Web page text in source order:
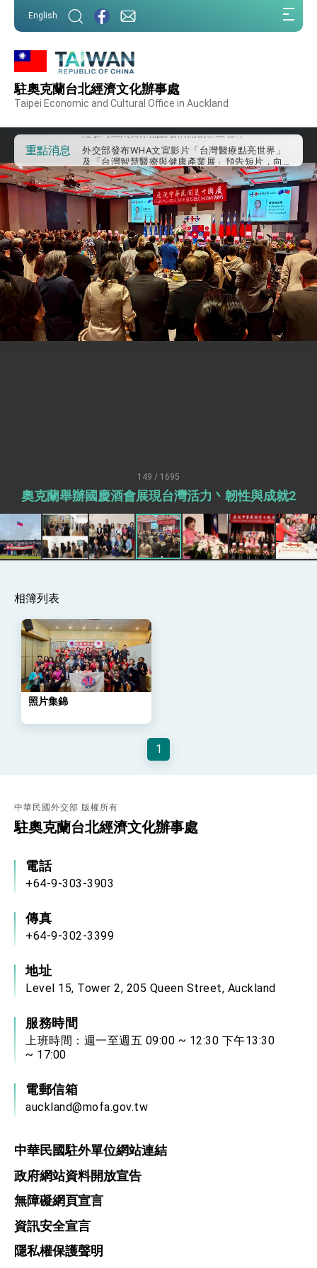
English
駐奧克蘭台北經濟文化辦事處
Taipei Economic and Cultural Office in Auckland
重點消息
外交部重要言論
我國政府將在美國亞利桑納州設立「駐鳳凰城辦
事處」，進一步深化台美交流合作
經驗為亞太醫療照護發展開創新里程碑
外交部發布WHA文宣影片「台灣醫療點亮世界」
及「台灣智慧醫療與健康產業展」預告短片，向
世界展現台灣守護全球健康的創新能量
總統出訪史瓦帝尼返國談話 強調臺灣人有權利
走向世界 盼與理念相近國家共同維護國際秩序
堅定走向世界 賴總統抵達史瓦帝尼王國進行國是
訪問
總統與五院院長新春茶敘 盼化分歧為團結、為
國家邁出合作第一步
總統農曆春節談話
台美貿易協議完成簽署達成6大目標、創5大歷史
性突破 總統強調將以3大面向加速臺灣經濟轉型
升級 籲請立院全力支持並盡速通過
臺美簽署「對等貿易協定」確立對等關稅15%且不
疊加 我輸美2072項產品豁免對等關稅
訪問團
外交部長林佳龍接見美國智庫「德國馬歇爾基金
會」訪問團一行，深化跨大西洋戰略夥伴關係
臺美經貿談判獲階段性成果 卓揆期勉爭取時間完
成「臺美對等貿易協定」簽署
外交部長林佳龍主持第35次「參與亞太經濟合作
策略小組」跨部會會議
民調顯示多數國人滿意政府外交表現，高度支持
「總合外交」與台歐美日關係深化
總統以「韌性之島，希望之光」為題發表2026新
年談話
會 強調以實力守護台海和平 以決心掌握國家
變局中 奮起的新臺灣 總統發表國慶演說
賴總統就職演說影片
總統重要談話
我國政府將在美國亞利桑納州設立「駐鳳凰城辦
149 / 1695
奧克蘭舉辦國慶酒會展現台灣活力丶韌性與成就2
相簿列表
照片集錦
1
中華民國外交部 版權所有
駐奧克蘭台北經濟文化辦事處
電話
+64-9-303-3903
傳真
+64-9-302-3399
地址
Level 15, Tower 2, 205 Queen Street, Auckland
服務時間
上班時間：週一至週五 09:00 ~ 12:30 下午13:30
~ 17:00
電郵信箱
auckland@mofa.gov.tw
中華民國駐外單位網站連結
政府網站資料開放宣告
無障礙網頁宣言
資訊安全宣言
隱私權保護聲明